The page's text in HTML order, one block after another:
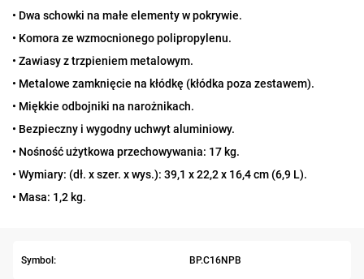
• Dwa schowki na małe elementy w pokrywie.
• Komora ze wzmocnionego polipropylenu.
• Zawiasy z trzpieniem metalowym.
• Metalowe zamknięcie na kłódkę (kłódka poza zestawem).
• Miękkie odbojniki na narożnikach.
• Bezpieczny i wygodny uchwyt aluminiowy.
• Nośność użytkowa przechowywania: 17 kg.
• Wymiary: (dł. x szer. x wys.): 39,1 x 22,2 x 16,4 cm (6,9 L).
• Masa: 1,2 kg.
Symbol: BP.C16NPB